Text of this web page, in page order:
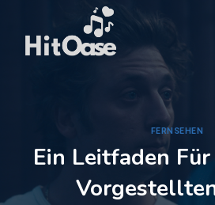
springen
FERNSEHEN
Ein Leitfaden